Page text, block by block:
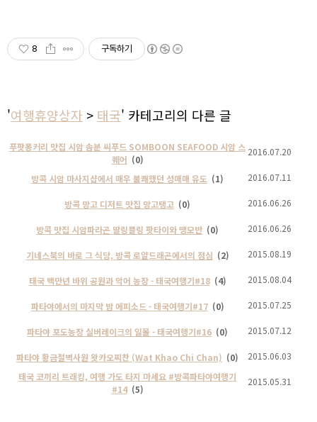
8 구독하기
'여행휴양상자 > 태국' 카테고리의 다른 글
푸팟퐁커리 맛집 시암 솜분 씨푸드 SOMBOON SEAFOOD 시암 스
퀘어 (0)
2016.07.20
방콕 시암 마사지샵에서 매우 불쾌했던 성매매 유도 (1) 2016.07.11
방콕 망고 디저트 맛집 망고탱고 (0) 2016.06.26
방콕 맛집 시암파라곤 딸링쁠링 팟타이와 땡모반 (0) 2016.06.26
기네스북의 바로 그 식당, 방콕 로얄드래곤에서의 점심 (2) 2015.08.19
태국 백만년 바위 공원과 악어 농장 - 태국여행기#18 (4) 2015.08.04
파타야에서의 마지막 밤 에피소드 - 태국여행기#17 (0) 2015.07.25
파타야 포도농장 실버레이크의 일몰 - 태국여행기#16 (0) 2015.07.12
파타야 황금절벽사원 왓카오찌찬 (Wat Khao Chi Chan) (0)
2015.06.03
태국 코끼리 트래킹, 여행 가도 타지 마세요 #방콕파타야여행기
#14 (5)
2015.05.31